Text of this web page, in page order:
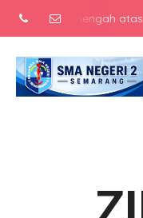
menengah atas